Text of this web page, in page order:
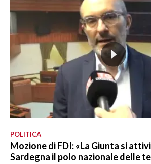
POLITICA
Mozione di FDI: «La Giunta si
Sardegna il polo nazionale delle